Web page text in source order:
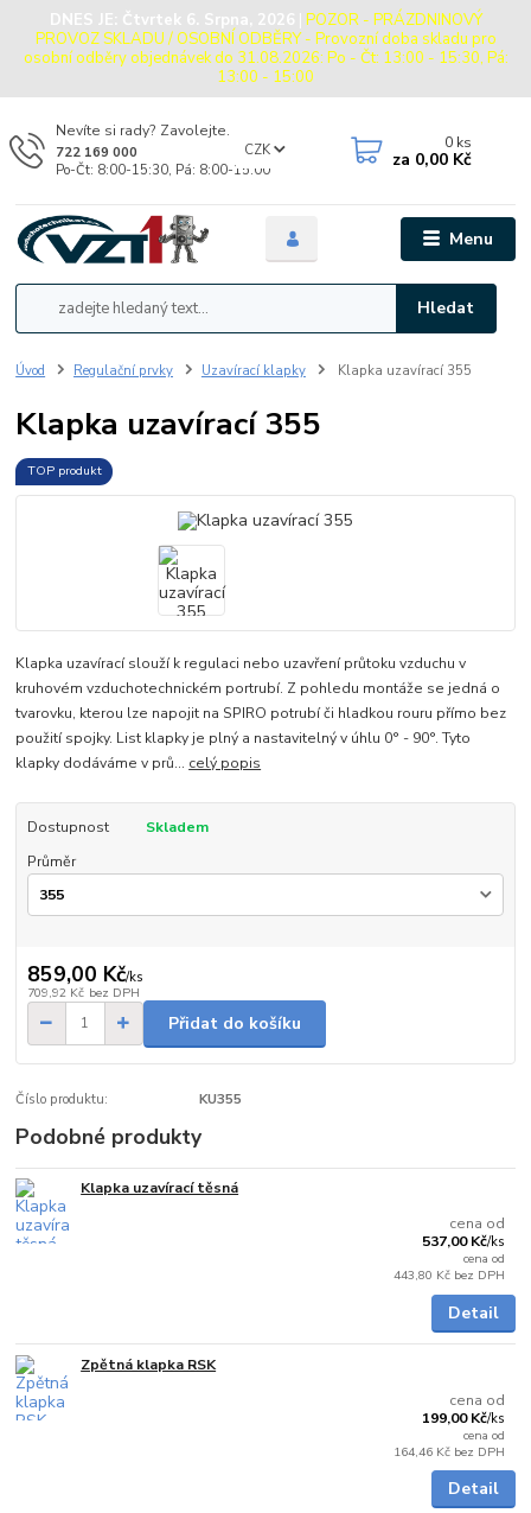
DNES JE: Čtvrtek 6. Srpna, 2026 | POZOR - PRÁZDNINOVÝ
PROVOZ SKLADU / OSOBNÍ ODBĚRY - Provozní doba skladu pro
osobní odběry objednávek do 31.08.2026: Po - Čt: 13:00 - 15:30, Pá:
13:00 - 15:00
Menu
CZK
Hledat
Nevíte si rady? Zavolejte.
722 169 000
Po-Čt: 8:00-15:30, Pá: 8:00-15:00
0 ks
za 0,00 Kč
Úvod Regulační prvky Uzavírací klapky Klapka uzavírací 355
Klapka uzavírací 355
TOP produkt
Klapka uzavírací slouží k regulaci nebo uzavření průtoku vzduchu v
kruhovém vzduchotechnickém portrubí. Z pohledu montáže se jedná o
tvarovku, kterou lze napojit na SPIRO potrubí či hladkou rouru přímo bez
použití spojky. List klapky je plný a nastavitelný v úhlu 0° - 90°. Tyto
klapky dodáváme v prů... celý popis
Dostupnost
Skladem
Průměr
859,00 Kč/ks
709,92 Kč bez DPH
Přidat do košíku
Číslo produktu: KU355
Podobné produkty
Klapka uzavírací těsná
cena od
537,00 Kč/ks
cena od
443,80 Kč bez DPH
Detail
Zpětná klapka RSK
cena od
199,00 Kč/ks
cena od
164,46 Kč bez DPH
Detail